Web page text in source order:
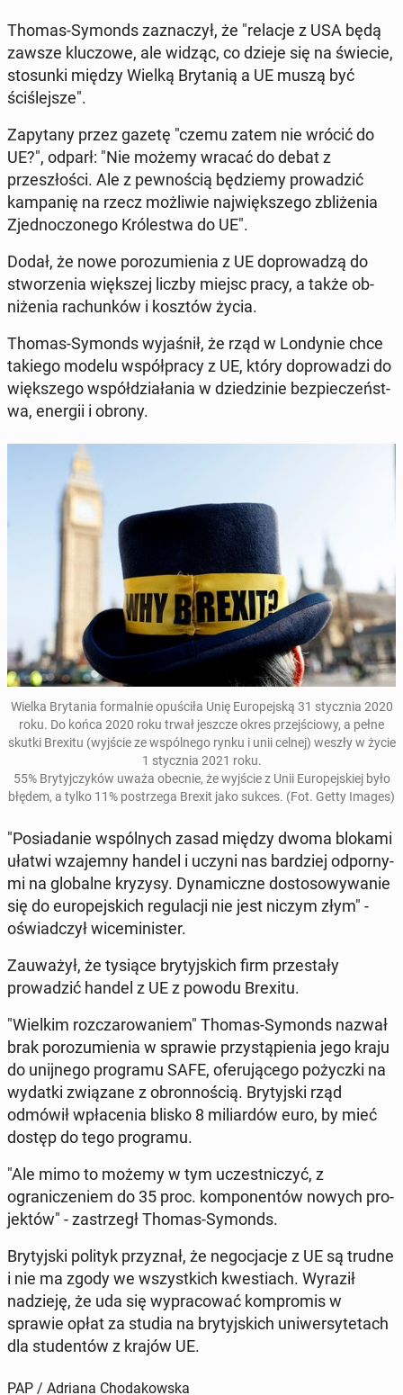
Thomas-Symonds za­z­naczył, że "relacje z USA będą
zawsze kluc­zowe, ale widząc, co dzieje się na świecie,
sto­sun­ki między Wielką Bry­tanią a UE muszą być
ściśle­jsze".
Za­py­tany przez gazetę "czemu zatem nie wrócić do
UE?", odparł: "Nie możemy wracać do debat z
przeszłoś­ci. Ale z pewnoś­cią będziemy prowadz­ić
kam­panię na rzecz możli­wie na­jwięk­szego zbliże­nia
Zjed­noc­zonego Królest­wa do UE".
Dodał, że nowe porozu­mienia z UE do­prowadzą do
stworzenia więk­szej liczby miejsc pracy, a także ob­
niże­nia rachunków i kosztów życia.
Thomas-Symonds wy­jaśnił, że rząd w Lon­dynie chce
takiego modelu współpra­cy z UE, który do­prowadzi do
więk­szego współdzi­ała­nia w dziedzinie bez­pieczeńst­
wa, energii i obrony.
Wielka Bry­ta­nia for­mal­nie op­uś­ciła Unię Eu­rope­jską 31 sty­cz­nia 2020
roku. Do końca 2020 roku trwał jeszcze okres prze­jś­ciowy, a pełne
skutki Brexitu (wyjście ze wspól­nego rynku i unii celnej) weszły w życie
1 sty­cz­nia 2021 roku.
55% Bry­tyjczyków uważa obecnie, że wyjście z Unii Eu­rope­jskiej było
błędem, a tylko 11% postrze­ga Brexit jako sukces. (Fot. Getty Images)
"Posi­adanie wspól­nych zasad między dwoma blokami
ułatwi wza­jem­ny handel i uczyni nas bardziej odporny­
mi na glob­alne kryzysy. Dy­nam­iczne dos­tosowywanie
się do eu­rope­js­kich reg­u­lacji nie jest niczym złym" -
oświad­czył wicem­i­nis­ter.
Za­uważył, że tysiące bry­tyjs­kich firm przes­tały
prowadz­ić handel z UE z powodu Brexitu.
"Wielkim rozczarowaniem" Thomas-Symonds nazwał
brak porozu­mienia w sprawie przys­tąpi­enia jego kraju
do uni­jnego pro­gra­mu SAFE, ofer­u­jącego poży­cz­ki na
wydatki związane z obron­noś­cią. Bry­tyjs­ki rząd
odmówił wpłace­nia blisko 8 mil­iardów euro, by mieć
dostęp do tego pro­gra­mu.
"Ale mimo to możemy w tym uczest­niczyć, z
ogranicze­niem do 35 proc. kom­po­nen­tów nowych pro­
jek­tów" - za­s­trzegł Thomas-Symonds.
Bry­tyjs­ki polityk przyz­nał, że ne­goc­jac­je z UE są trudne
i nie ma zgody we wszys­t­kich kwes­t­i­ach. Wyraził
nadzieję, że uda się wypra­cow­ać kom­pro­mis w
sprawie opłat za studia na bry­tyjs­kich uni­w­er­syte­tach
dla stu­den­tów z krajów UE.
PAP / Adriana Chodakowska